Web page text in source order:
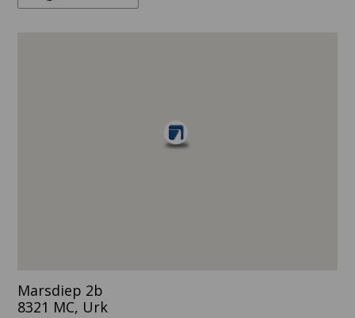
Marsdiep 2b
8321 MC, Urk